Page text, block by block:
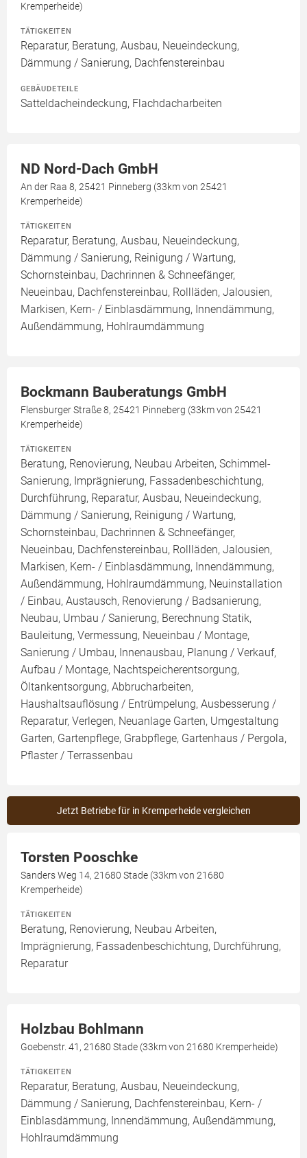
Kremperheide)
TÄTIGKEITEN
Reparatur, Beratung, Ausbau, Neueindeckung,
Dämmung / Sanierung, Dachfenstereinbau
GEBÄUDETEILE
Satteldacheindeckung, Flachdacharbeiten
ND Nord-Dach GmbH
An der Raa 8, 25421 Pinneberg (33km von 25421
Kremperheide)
TÄTIGKEITEN
Reparatur, Beratung, Ausbau, Neueindeckung,
Dämmung / Sanierung, Reinigung / Wartung,
Schornsteinbau, Dachrinnen & Schneefänger,
Neueinbau, Dachfenstereinbau, Rollläden, Jalousien,
Markisen, Kern- / Einblasdämmung, Innendämmung,
Außendämmung, Hohlraumdämmung
Bockmann Bauberatungs GmbH
Flensburger Straße 8, 25421 Pinneberg (33km von 25421
Kremperheide)
TÄTIGKEITEN
Beratung, Renovierung, Neubau Arbeiten, Schimmel-
Sanierung, Imprägnierung, Fassadenbeschichtung,
Durchführung, Reparatur, Ausbau, Neueindeckung,
Dämmung / Sanierung, Reinigung / Wartung,
Schornsteinbau, Dachrinnen & Schneefänger,
Neueinbau, Dachfenstereinbau, Rollläden, Jalousien,
Markisen, Kern- / Einblasdämmung, Innendämmung,
Außendämmung, Hohlraumdämmung, Neuinstallation
/ Einbau, Austausch, Renovierung / Badsanierung,
Neubau, Umbau / Sanierung, Berechnung Statik,
Bauleitung, Vermessung, Neueinbau / Montage,
Sanierung / Umbau, Innenausbau, Planung / Verkauf,
Aufbau / Montage, Nachtspeicherentsorgung,
Öltankentsorgung, Abbrucharbeiten,
Haushaltsauflösung / Entrümpelung, Ausbesserung /
Reparatur, Verlegen, Neuanlage Garten, Umgestaltung
Garten, Gartenpflege, Grabpflege, Gartenhaus / Pergola,
Pflaster / Terrassenbau
Jetzt Betriebe für in Kremperheide vergleichen
Torsten Pooschke
Sanders Weg 14, 21680 Stade (33km von 21680
Kremperheide)
TÄTIGKEITEN
Beratung, Renovierung, Neubau Arbeiten,
Imprägnierung, Fassadenbeschichtung, Durchführung,
Reparatur
Holzbau Bohlmann
Goebenstr. 41, 21680 Stade (33km von 21680 Kremperheide)
TÄTIGKEITEN
Reparatur, Beratung, Ausbau, Neueindeckung,
Dämmung / Sanierung, Dachfenstereinbau, Kern- /
Einblasdämmung, Innendämmung, Außendämmung,
Hohlraumdämmung